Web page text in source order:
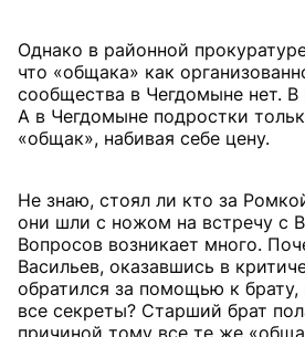
Однако в районной
что «общака» как
сообщества в Чегдомыне нет. В
А в Чегдомыне подростки
«общак», набивая себе цену.
Не знаю, стоял ли кто за
они шли с ножом на встречу с
Вопросов возникает много.
Васильев, оказавшись в
обратился за помощью к
все секреты? Старший брат
причиной тому все те же